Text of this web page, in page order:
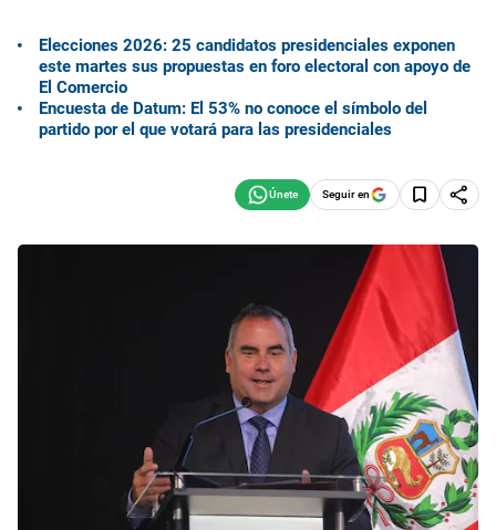
Elecciones 2026: 25 candidatos presidenciales exponen
este martes sus propuestas en foro electoral con apoyo de
El Comercio
Encuesta de Datum: El 53% no conoce el símbolo del
partido por el que votará para las presidenciales
Seguir en